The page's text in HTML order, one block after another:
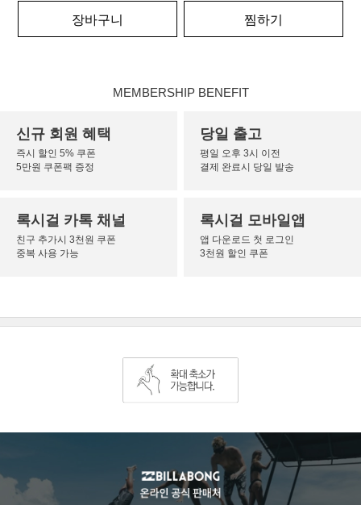
장바구니 찜하기
MEMBERSHIP BENEFIT
신규 회원 혜택
즉시 할인 5% 쿠폰
5만원 쿠폰팩 증정
당일 출고
평일 오후 3시 이전
결제 완료시 당일 발송
록시걸 카톡 채널
친구 추가시 3천원 쿠폰
중복 사용 가능
록시걸 모바일앱
앱 다운로드 첫 로그인
3천원 할인 쿠폰